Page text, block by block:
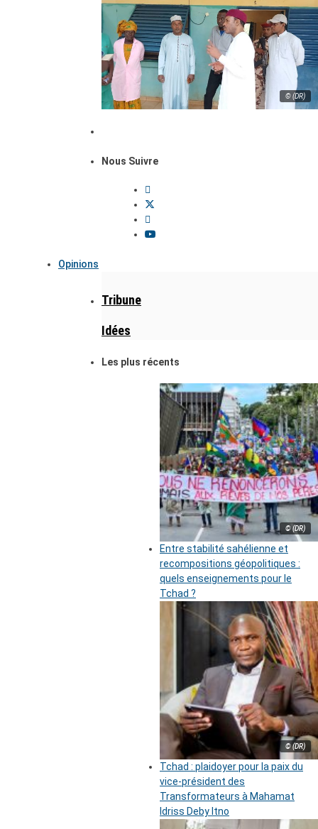
© (DR)
Nous Suivre
Opinions
Tribune
Idées
Les plus récents
© (DR)
Entre stabilité sahélienne et
recompositions géopolitiques :
quels enseignements pour le
Tchad ?
© (DR)
Tchad : plaidoyer pour la paix du
vice-président des
Transformateurs à Mahamat
Idriss Deby Itno